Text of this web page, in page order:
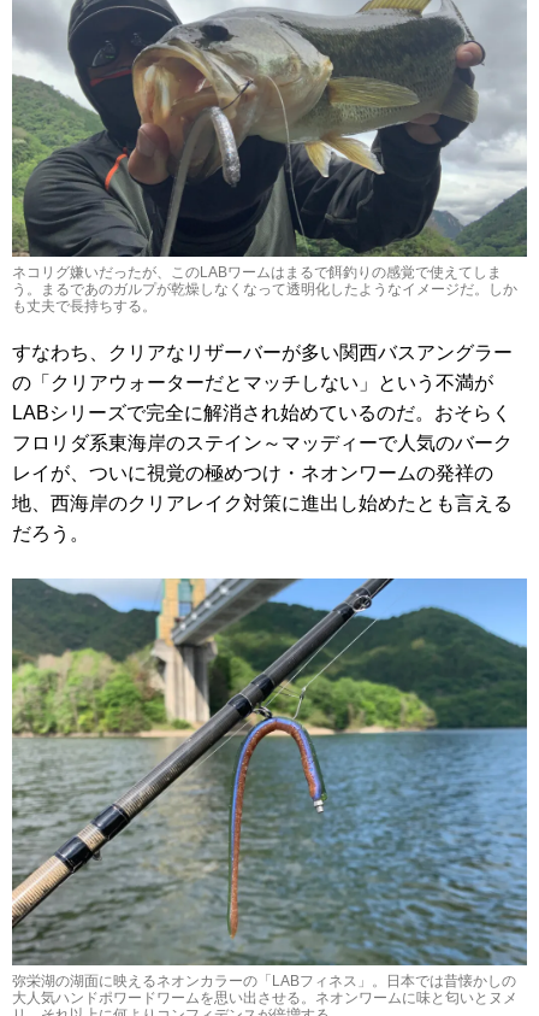
ネコリグ嫌いだったが、このLABワームはまるで餌釣りの感覚で使えてしま
う。まるであのガルプが乾燥しなくなって透明化したようなイメージだ。しか
も丈夫で長持ちする。
すなわち、クリアなリザーバーが多い関西バスアングラー
の「クリアウォーターだとマッチしない」という不満が
LABシリーズで完全に解消され始めているのだ。おそらく
フロリダ系東海岸のステイン～マッディーで人気のバーク
レイが、ついに視覚の極めつけ・ネオンワームの発祥の
地、西海岸のクリアレイク対策に進出し始めたとも言える
だろう。
弥栄湖の湖面に映えるネオンカラーの「LABフィネス」。日本では昔懐かしの
大人気ハンドポワードワームを思い出させる。ネオンワームに味と匂いとヌメ